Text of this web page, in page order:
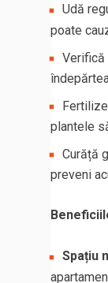
Udă
poate
Verifică
plantele
Curăță
preveni
Spațiu